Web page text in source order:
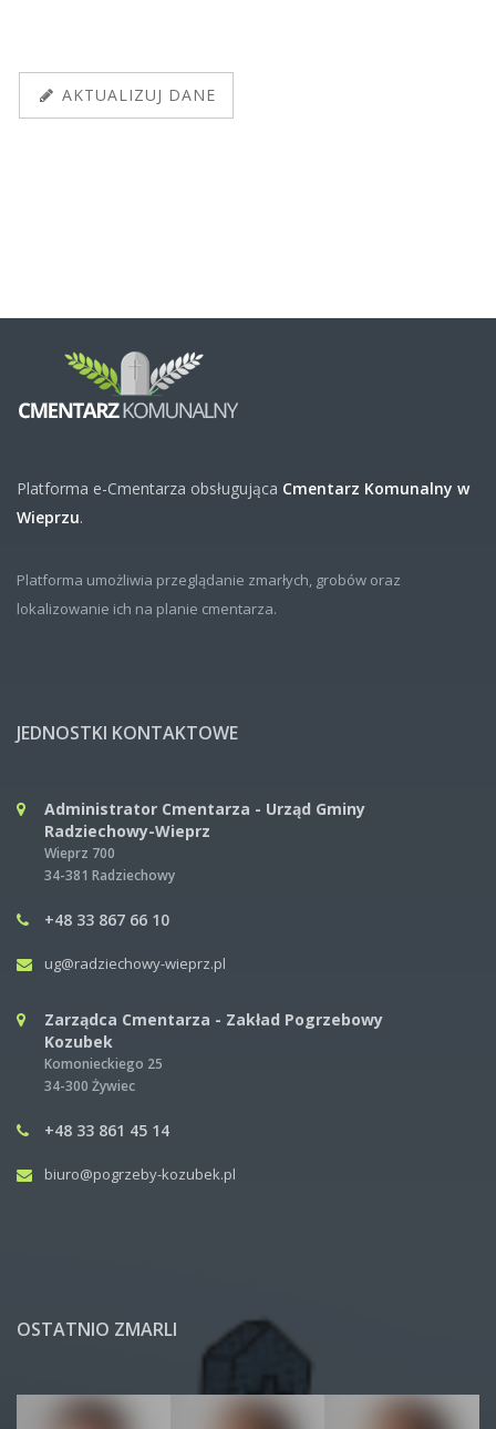
AKTUALIZUJ DANE
Platforma e-Cmentarza obsługująca Cmentarz Komunalny w
Wieprzu.
Platforma umożliwia przeglądanie zmarłych, grobów oraz
lokalizowanie ich na planie cmentarza.
JEDNOSTKI KONTAKTOWE
Administrator Cmentarza - Urząd Gminy
Radziechowy-Wieprz
Wieprz 700
34-381 Radziechowy
+48 33 867 66 10
ug@radziechowy-wieprz.pl
Zarządca Cmentarza - Zakład Pogrzebowy
Kozubek
Komonieckiego 25
34-300 Żywiec
+48 33 861 45 14
biuro@pogrzeby-kozubek.pl
OSTATNIO ZMARLI